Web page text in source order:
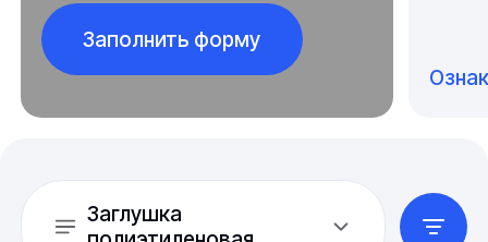
Заполнить форму
Заглушка